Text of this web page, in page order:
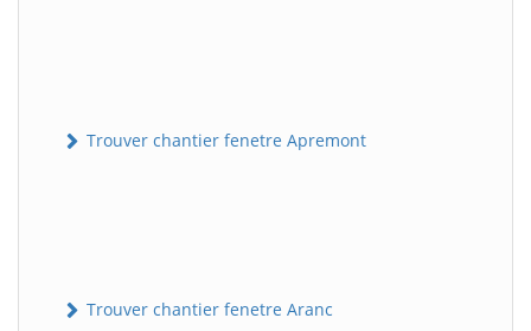
Trouver chantier fenetre Apremont
Trouver chantier fenetre Aranc